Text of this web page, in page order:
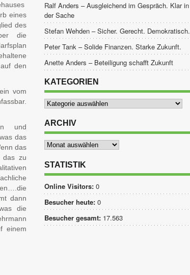
eines
des
die
den
vom
und
das
das
zu
dann
die
einem
Ralf Anders – Ausgleichend im Gespräch. Klar in
der Sache
Stefan Wehden – Sicher. Gerecht. Demokratisch.
Peter Tank – Solide Finanzen. Starke Zukunft.
Anette Anders – Beteiligung schafft Zukunft
KATEGORIEN
Kategorien
ARCHIV
Archiv
STATISTIK
Online Visitors: 0
Besucher heute: 0
Besucher gesamt: 17.563